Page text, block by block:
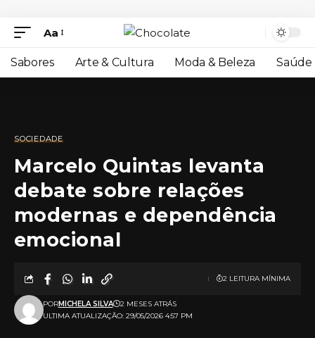
Aa
Sabores Arte & Cultura Moda & Beleza Saúde
SOCIEDADE
Marcelo Quintas levanta
debate sobre relações
modernas e dependência
emocional
ULTIMA ATUALIZAÇÃO: 29/05/2026 4:57 PM
PORMICHELA SILVA 2 MESES ATRÁS
2 LEITURA MÍNIMA